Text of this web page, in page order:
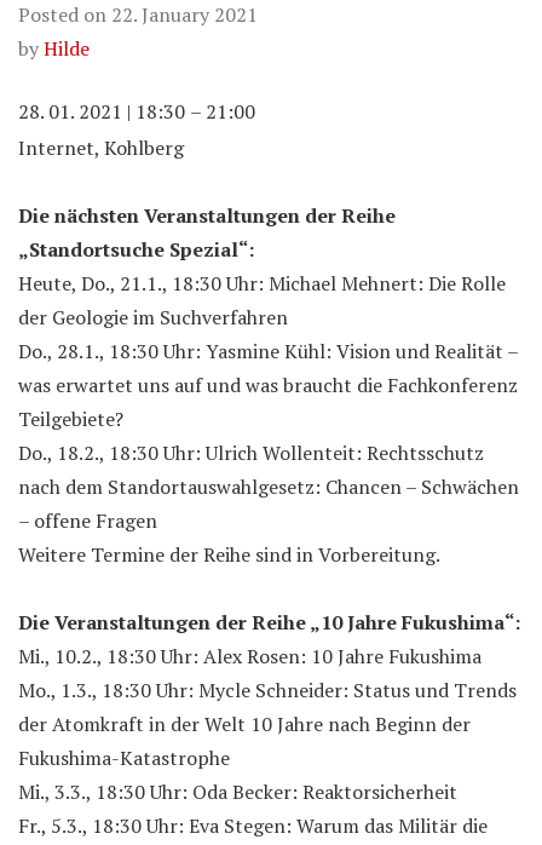
Posted on 22. January 2021
byHilde
28. 01. 2021 | 18:30 – 21:00
Internet, Kohlberg
Die nächsten Veranstaltungen der Reihe
„Standortsuche Spezial“:
Heute, Do., 21.1., 18:30 Uhr: Michael Mehnert: Die Rolle
der Geologie im Suchverfahren
Do., 28.1., 18:30 Uhr: Yasmine Kühl: Vision und Realität –
was erwartet uns auf und was braucht die Fachkonferenz
Teilgebiete?
Do., 18.2., 18:30 Uhr: Ulrich Wollenteit: Rechtsschutz
nach dem Standortauswahlgesetz: Chancen – Schwächen
– offene Fragen
Weitere Termine der Reihe sind in Vorbereitung.
Die Veranstaltungen der Reihe „10 Jahre Fukushima“:
Mi., 10.2., 18:30 Uhr: Alex Rosen: 10 Jahre Fukushima
Mo., 1.3., 18:30 Uhr: Mycle Schneider: Status und Trends
der Atomkraft in der Welt 10 Jahre nach Beginn der
Fukushima-Katastrophe
Mi., 3.3., 18:30 Uhr: Oda Becker: Reaktorsicherheit
Fr., 5.3., 18:30 Uhr: Eva Stegen: Warum das Militär die